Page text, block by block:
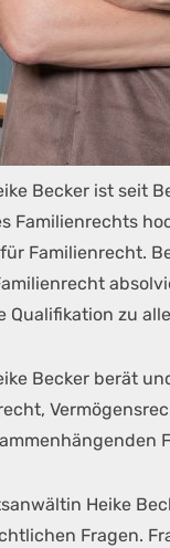
Becker ist seit
Familienrechts
Familienrecht.
Qualifikation zu
Becker berät
Heike
Fragen.